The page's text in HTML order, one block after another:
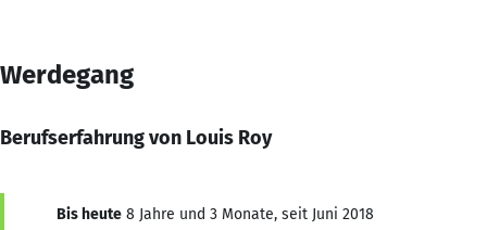
Werdegang
Berufserfahrung von Louis Roy
Bis heute 8 Jahre und 3 Monate, seit Juni 2018